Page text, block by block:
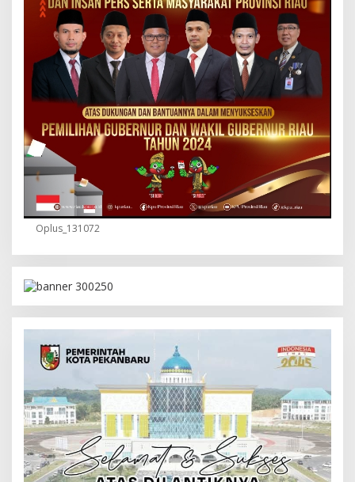
Oplus_131072